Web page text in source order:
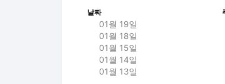
날짜
01월 19일
01월 18일
01월 15일
01월 14일
01월 13일